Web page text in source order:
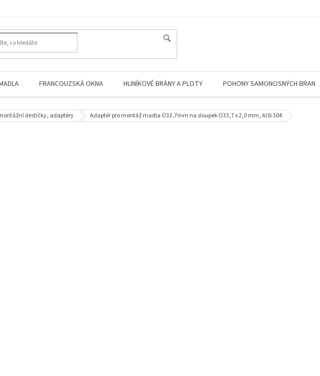
FRANCOUZSKÁ OKNA HLINÍKOVÉ BRÁNY A PLOTY POHONY SAMONOSNÝCH BRAN
destičky, adaptéry Adaptér pro montáž madla O33,7mm na sloupek O33,7 x 2,0 mm, AISI 304